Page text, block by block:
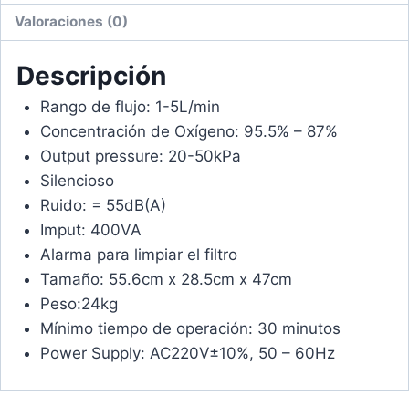
Valoraciones (0)
Descripción
Rango de flujo: 1-5L/min
Concentración de Oxígeno: 95.5% – 87%
Output pressure: 20-50kPa
Silencioso
Ruido: = 55dB(A)
Imput: 400VA
Alarma para limpiar el filtro
Tamaño: 55.6cm x 28.5cm x 47cm
Peso:24kg
Mínimo tiempo de operación: 30 minutos
Power Supply: AC220V±10%, 50 – 60Hz